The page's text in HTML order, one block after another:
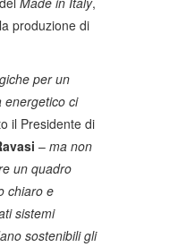
produzione di
per un
energetico ci
il Presidente di
– ma non
un quadro
chiaro e
sistemi
sostenibili gli